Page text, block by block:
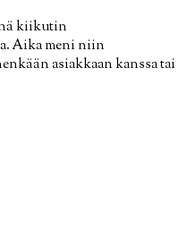
kiikutin
Aika meni niin
asiakkaan kanssa tai